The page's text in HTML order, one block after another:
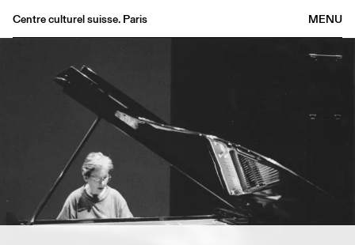
MENU
Centre culturel suisse. Paris
Médiathèque
Informations
FR/EN